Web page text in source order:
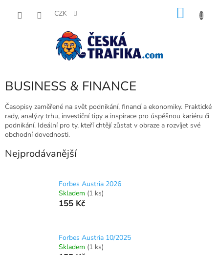
CZK
BUSINESS & FINANCE
Časopisy zaměřené na svět podnikání, financí a ekonomiky. Praktické
rady, analýzy trhu, investiční tipy a inspirace pro úspěšnou kariéru či
podnikání. Ideální pro ty, kteří chtějí zůstat v obraze a rozvíjet své
obchodní dovednosti.
Nejprodávanější
Forbes Austria 2026
Skladem (1 ks)
155 Kč
Forbes Austria 10/2025
Skladem (1 ks)